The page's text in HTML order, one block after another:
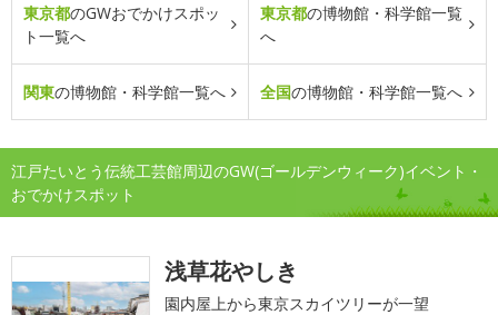
東京都のGWおでかけスポッ
ト一覧へ
東京都の博物館・科学館一覧
へ
関東の博物館・科学館一覧へ 全国の博物館・科学館一覧へ
江戸たいとう伝統工芸館周辺のGW(ゴールデンウィーク)イベント・
おでかけスポット
浅草花やしき
園内屋上から東京スカイツリーが一望